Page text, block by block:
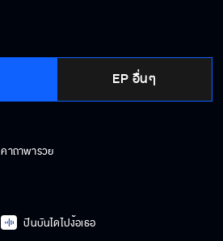
EP อื่นๆ
คาถาพารวย
ปีนบันไดไปง้อเธอ